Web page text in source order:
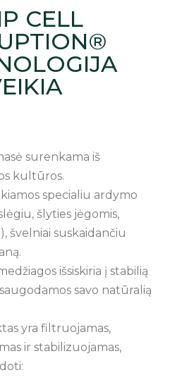
CELL
surenkama iš
kultūros.
specialiu ardymo
šlyties jėgomis,
švelniai suskaidančiu
išsiskiria į stabilią
savo natūralią
yra filtruojamas,
ir stabilizuojamas,